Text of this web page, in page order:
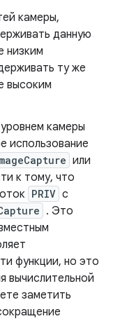
камеры,
данную
низким
ту же
высоким
камеры
использование
или
к тому, что
PRIV с
. Это
функции, но это
вычислительной
заметить